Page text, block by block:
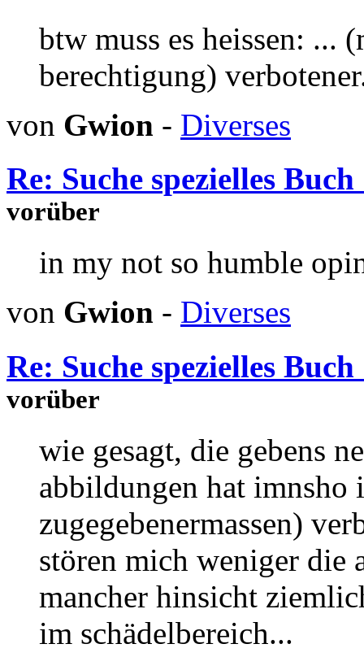
btw muss es heissen: ...
berechtigung)
von Gwion - Diverses
Re: Suche spezielles
vorüber
in my not so humble
von Gwion - Diverses
Re: Suche spezielles
vorüber
wie gesagt, die gebens
abbildungen hat imnsho
zugegebenermassen)
stören mich weniger die
mancher hinsicht
im schädelbereich...